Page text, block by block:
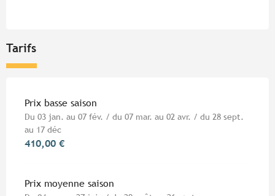
Tarifs
Tarifs 2026
Prix basse saison
Du 03 jan. au 07 fév. / du 07 mar. au 02 avr. / du 28 sept.
au 17 déc
410,00 €
Prix moyenne saison